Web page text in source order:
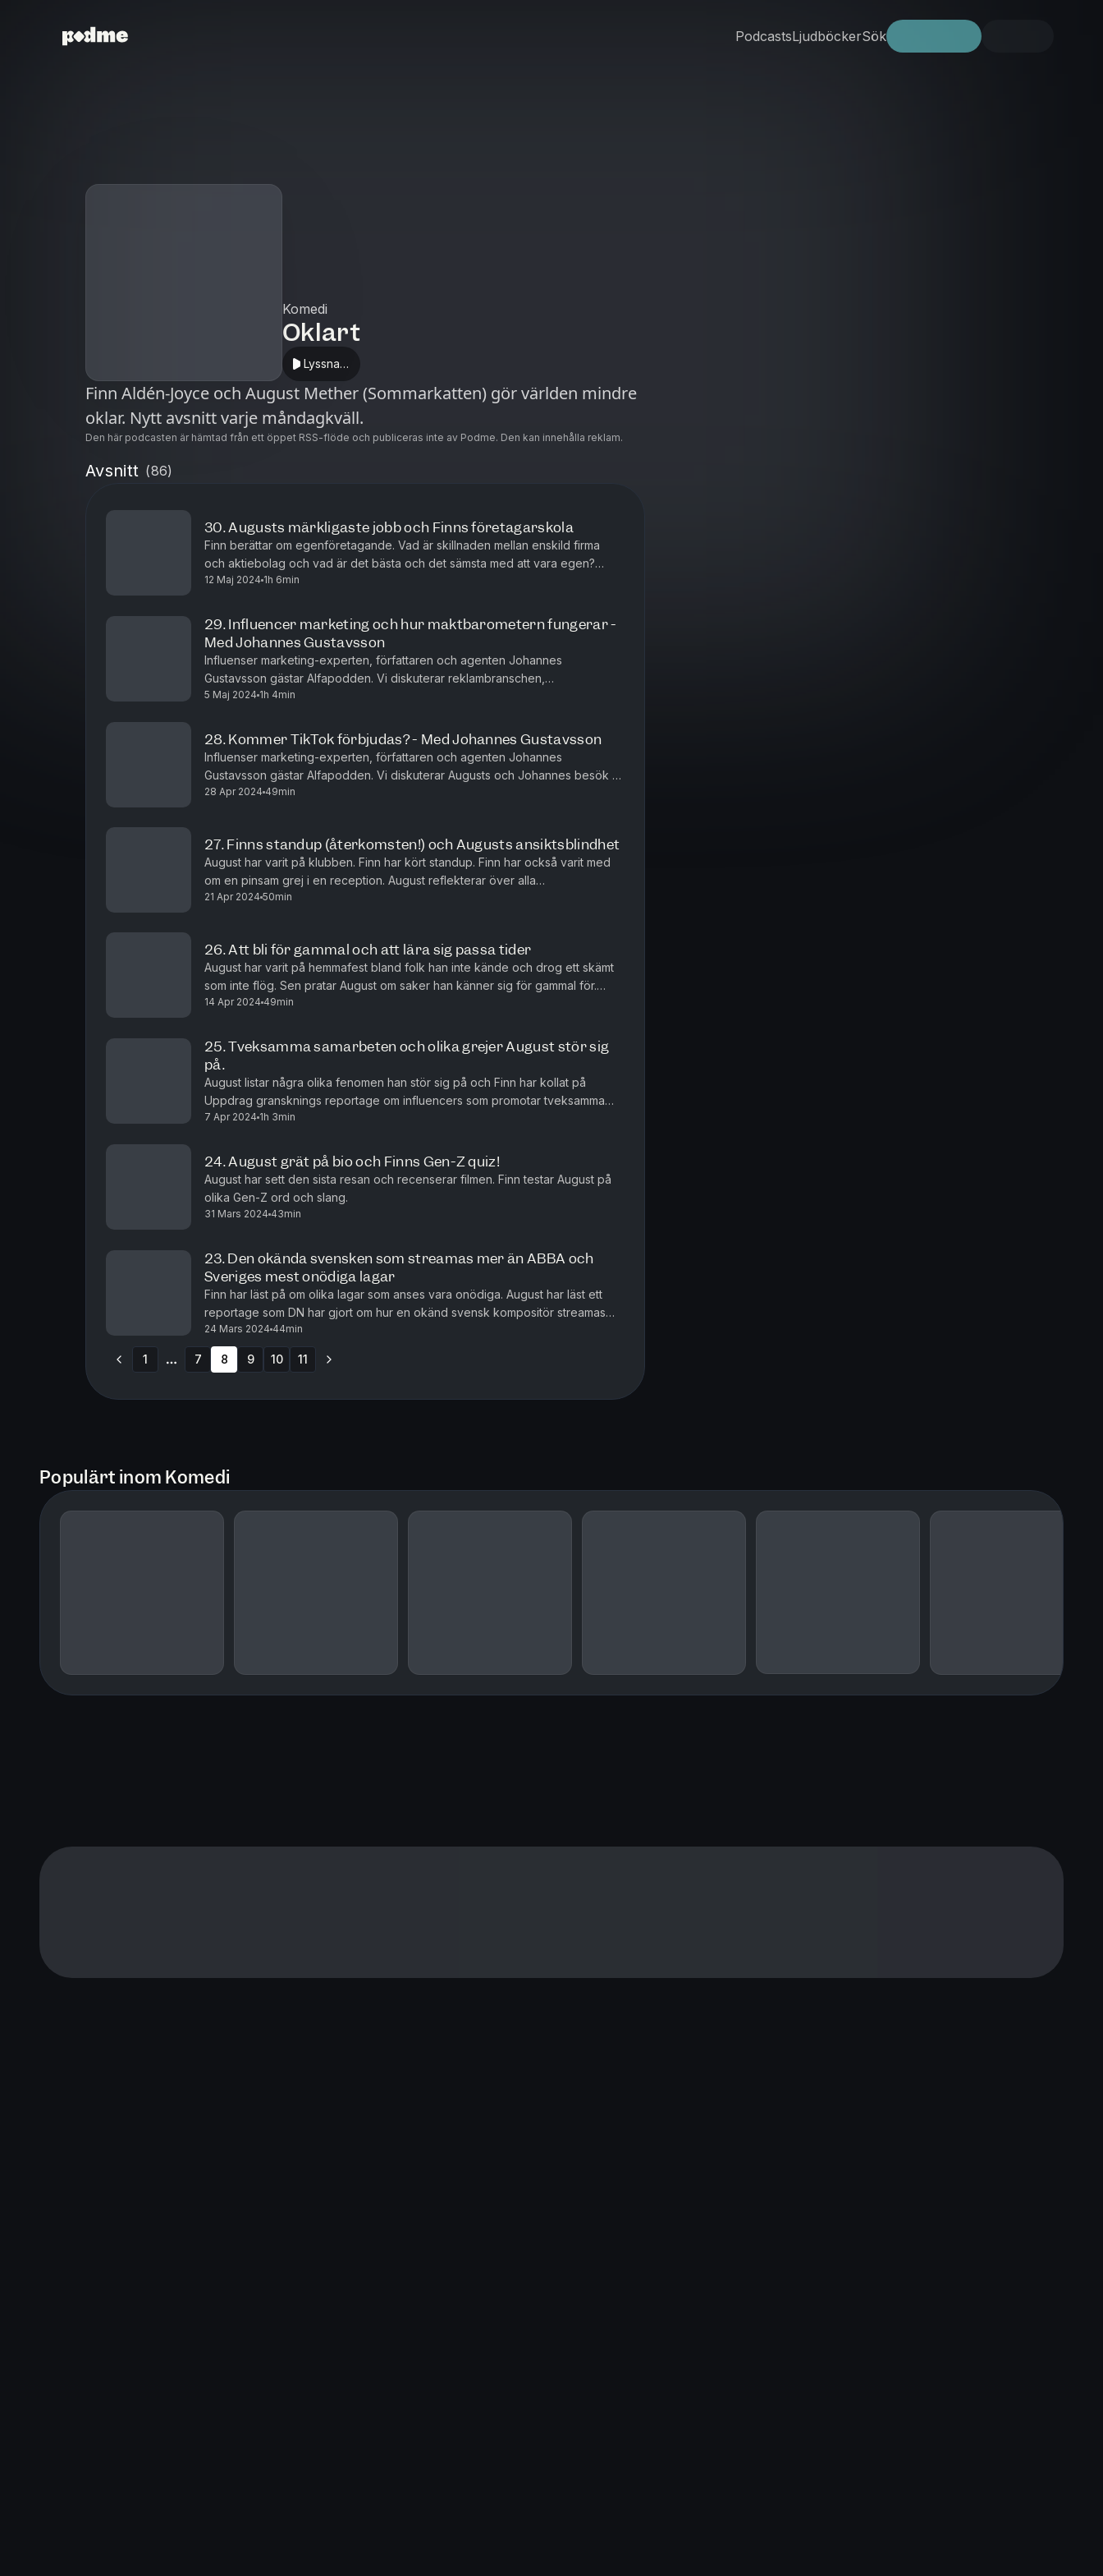
PodcastsLjudböckerSök
Komedi
Oklart
Lyssna i
Finn Aldén-Joyce och August Mether (Sommarkatten) gör världen mindre
oklar. Nytt avsnitt varje måndagkväll.
Den här podcasten är hämtad från ett öppet RSS-flöde och publiceras inte av Podme. Den kan innehålla reklam.
Avsnitt (86)
30. Augusts märkligaste jobb och Finns företagarskola
Finn berättar om egenföretagande. Vad är skillnaden mellan enskild firma
och aktiebolag och vad är det bästa och det sämsta med att vara egen?
August berättar om dom märkligaste extrajobben han haft.
12 Maj 2024 1h 6min
29. Influencer marketing och hur maktbarometern fungerar -
Med Johannes Gustavsson
Influenser marketing-experten, författaren och agenten Johannes
Gustavsson gästar Alfapodden. Vi diskuterar reklambranschen,
5 Maj 2024 1h 4min
28. Kommer TikTok förbjudas? - Med Johannes Gustavsson
Influenser marketing-experten, författaren och agenten Johannes
Gustavsson gästar Alfapodden. Vi diskuterar Augusts och Johannes besök i
riksdagen, TikToks framtid och hur sociala medier har förändrat...
28 Apr 2024 49min
27. Finns standup (återkomsten!) och Augusts ansiktsblindhet
August har varit på klubben. Finn har kört standup. Finn har också varit med
om en pinsam grej i en reception. August reflekterar över alla
"hangarounds" som ingår i olika artisters entourage.
21 Apr 2024 50min
26. Att bli för gammal och att lära sig passa tider
August har varit på hemmafest bland folk han inte kände och drog ett skämt
som inte flög. Sen pratar August om saker han känner sig för gammal för.
Finn ska börja med standup igen och har ansträngt si...
14 Apr 2024 49min
25. Tveksamma samarbeten och olika grejer August stör sig
på.
August listar några olika fenomen han stör sig på och Finn har kollat på
Uppdrag gransknings reportage om influencers som promotar tveksamma
gambling-grejer.
7 Apr 2024 1h 3min
24. August grät på bio och Finns Gen-Z quiz!
August har sett den sista resan och recenserar filmen. Finn testar August på
olika Gen-Z ord och slang.
31 Mars 2024 43min
23. Den okända svensken som streamas mer än ABBA och
Sveriges mest onödiga lagar
Finn har läst på om olika lagar som anses vara onödiga. August har läst ett
reportage som DN har gjort om hur en okänd svensk kompositör streamas
mer än någon annan svensk musikskapare.
24 Mars 2024 44min
1 7 8 9 10 11
Populärt inom Komedi